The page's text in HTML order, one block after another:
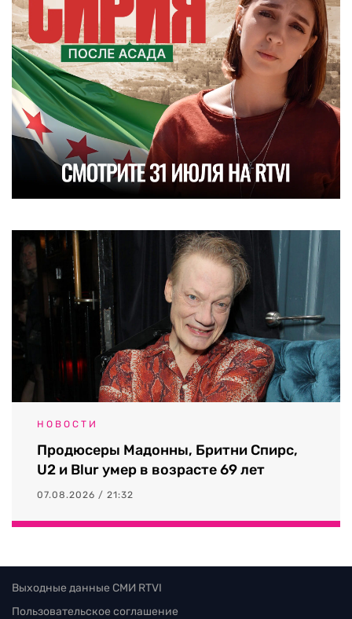
НОВОСТИ
Продюсеры Мадонны, Бритни Спирс,
U2 и Blur умер в возрасте 69 лет
07.08.2026 / 21:32
Выходные данные СМИ RTVI
Пользовательское соглашение